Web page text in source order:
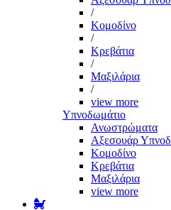
/
Κομοδίνο
/
Κρεβάτια
/
Μαξιλάρια
/
view more
Υπνοδωμάτιο
Ανωστρώματα
Αξεσουάρ
Κομοδίνο
Κρεβάτια
Μαξιλάρια
view more